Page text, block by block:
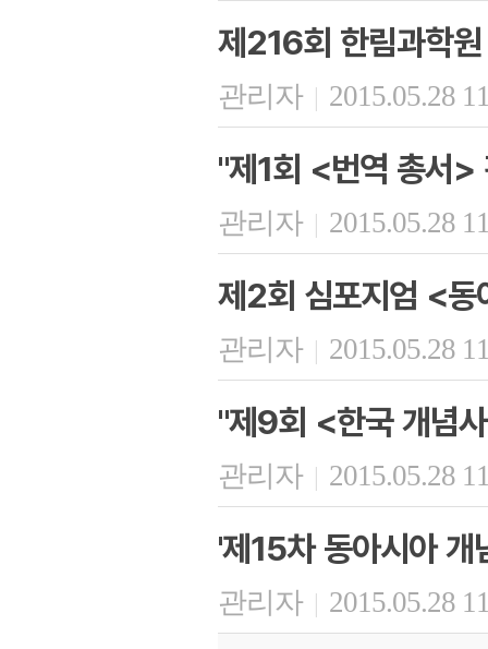
제216회 한림과학
관리자 | 2015.05.28
"제1회 <번역 총서>
관리자 | 2015.05.28
제2회 심포지엄 <동
관리자 | 2015.05.28
"제9회 <한국 개념
관리자 | 2015.05.28
'제15차 동아시아 개
관리자 | 2015.05.28